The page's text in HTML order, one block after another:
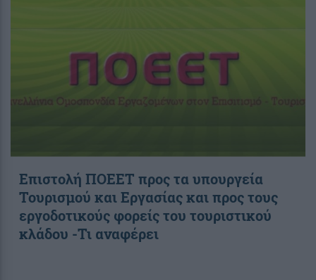
Επιστολή ΠΟΕΕΤ προς τα υπουργεία
Τουρισμού και Εργασίας και προς τους
εργοδοτικούς φορείς του τουριστικού
κλάδου -Τι αναφέρει